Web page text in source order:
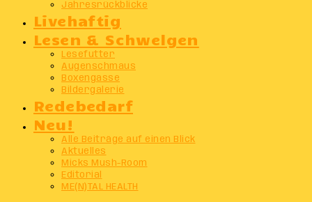
Jahresrückblicke
Livehaftig
Lesen & Schwelgen
Lesefutter
Augenschmaus
Boxengasse
Bildergalerie
Redebedarf
Neu!
Alle Beiträge auf einen Blick
Aktuelles
Micks Mush-Room
Editorial
ME(N)TAL HEALTH